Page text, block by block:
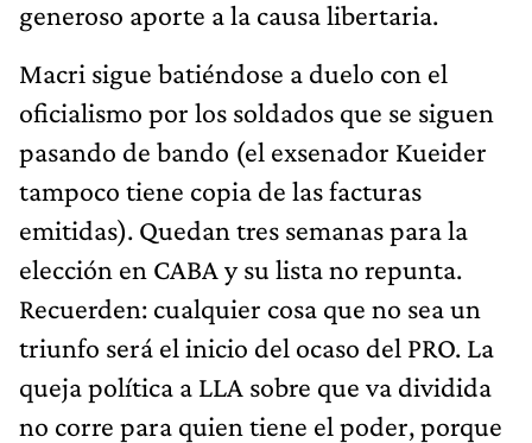
generoso aporte a la causa libertaria.
Macri sigue batiéndose a duelo con el
oficialismo por los soldados que se siguen
pasando de bando (el exsenador Kueider
tampoco tiene copia de las facturas
emitidas). Quedan tres semanas para la
elección en CABA y su lista no repunta.
Recuerden: cualquier cosa que no sea un
triunfo será el inicio del ocaso del PRO. La
queja política a LLA sobre que va dividida
no corre para quien tiene el poder, porque